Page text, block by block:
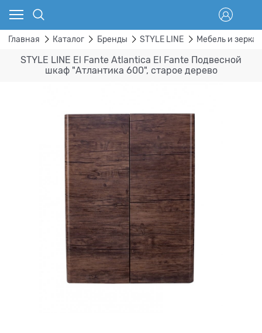
Главная Каталог Бренды STYLE LINE Мебель и
STYLE LINE El Fante Atlantica El Fante Подвесной
шкаф "Атлантика 600", старое дерево